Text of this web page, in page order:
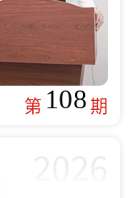
第 108期